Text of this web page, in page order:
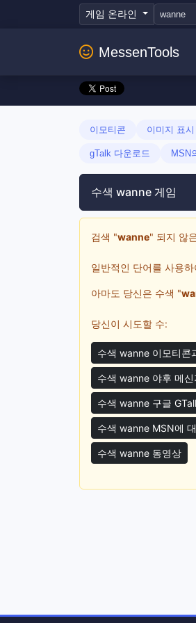
게임 온라인
MessenTools
이모티콘 이미지 표시
gTalk 다운로드 MSN
수색 wanne 게임
검색 "wanne" 되지 않
일반적인 단어를 사용
아마도 당신은 수색 "
당신이 시도할 수:
수색 wanne 이모티콘
수색 wanne 야후 메
수색 wanne 구글
수색 wanne MSN에
수색 wanne 동영상